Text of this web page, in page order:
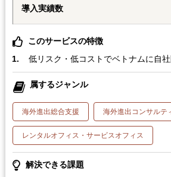
導入実績数
このサービスの特徴
低リスク・低コストでベトナムに自
属するジャンル
海外進出総合支援 海外進出コンサルテ
レンタルオフィス・サービスオフィス
解決できる課題